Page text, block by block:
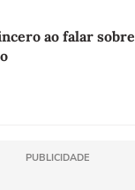
ao falar sobre
PUBLICIDADE